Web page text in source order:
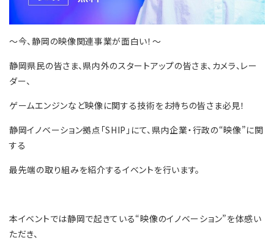
～今、静岡の映像関連事業が面白い！～
静岡県民の皆さま、県内外のスタートアップの皆さま、カメラ、レー
ダー、
ゲームエンジンなど映像に関する技術をお持ちの皆さま必見！
静岡イノベーション拠点「SHIP」にて、県内企業・行政の“映像”に関
する
最先端の取り組みを紹介するイベントを行います。
本イベントでは静岡で起きている“映像のイノベーション”を体感い
ただき、